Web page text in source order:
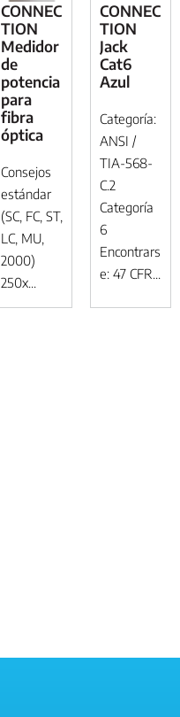
CONNEC
TION
Medidor
de
potencia
para
fibra
óptica
Consejos
estándar
(SC, FC, ST,
LC, MU,
2000)
250x...
CONNEC
TION
Jack
Cat6
Azul
Categoría:
ANSI /
TIA-568-
C.2
Categoría
6
Encontrars
e: 47 CFR...